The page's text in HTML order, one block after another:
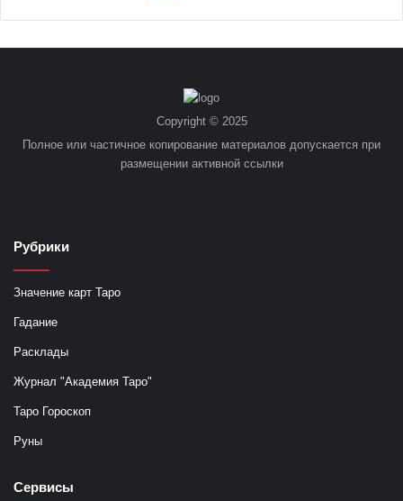
Copyright © 2025
Полное или частичное копирование материалов допускается при
размещении активной ссылки
Рубрики
Значение карт Таро
Гадание
Расклады
Журнал "Академия Таро"
Таро Гороскоп
Руны
Сервисы